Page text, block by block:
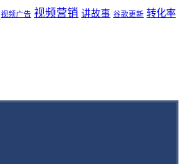
视频广告 视频营销 讲故事 谷歌更新 转化率